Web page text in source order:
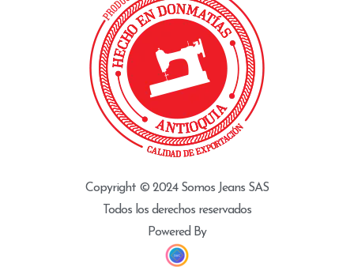
Copyright © 2024 Somos Jeans SAS
Todos los derechos reservados
Powered By